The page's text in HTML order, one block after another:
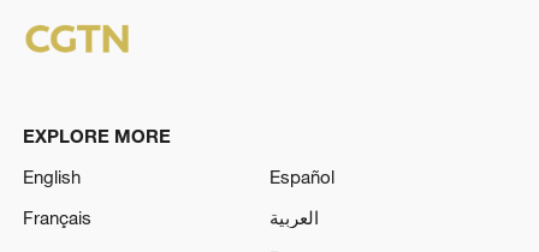
EXPLORE MORE
English
Español
Français
العربية